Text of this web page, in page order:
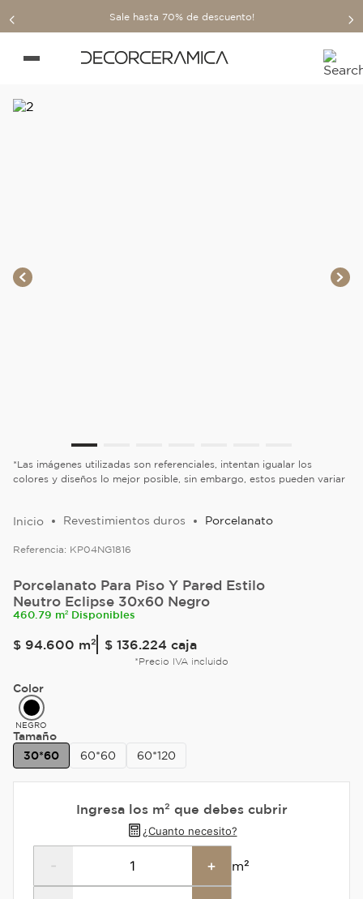
Sale hasta 70% de descuento!
*Las imágenes utilizadas son referenciales, intentan igualar los
colores y diseños lo mejor posible, sin embargo, estos pueden variar
Revestimientos duros Porcelanato
Referencia: KP04NG1816
Porcelanato Para Piso Y Pared Estilo
Neutro Eclipse 30x60 Negro
460.79 m² Disponibles
$ 94.600 m² $ 136.224 caja
*Precio IVA incluido
Color
NEGRO
Tamaño
30*60
60*60 60*120
Ingresa los m² que debes cubrir
¿Cuanto necesito?
- + m²